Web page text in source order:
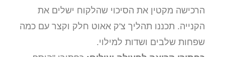
הרכישה מקטין את הסיכוי שהלקוח ישלים את
הקנייה. תכננו תהליך צ'ק אאוט חלק וקצר עם כמה
שפחות שלבים ושדות למילוי.